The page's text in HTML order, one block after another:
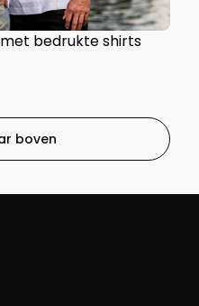
bedrukte shirts
boven